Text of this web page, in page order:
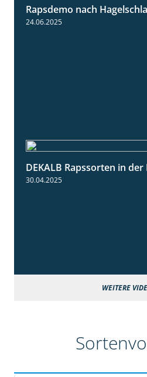
Rapsdemo nach
24.06.2025
DEKALB Rapssorten in der
30.04.2025
WEITERE